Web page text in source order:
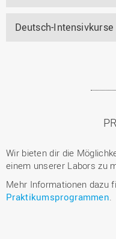
Deutsch-Intensivkurse
Wir bieten dir die
einem unserer Labors zu
Mehr Informationen dazu
Praktikumsprogrammen